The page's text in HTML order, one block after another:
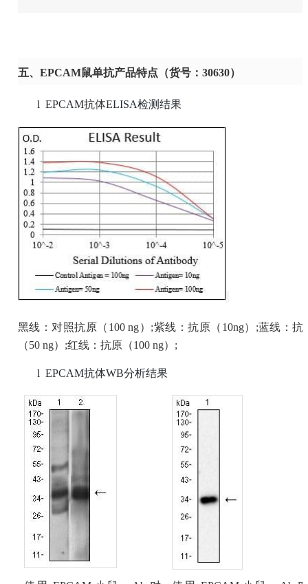
五、EPCAM鼠单抗产品特点（货号：30630）
l EPCAM抗体ELISA检测结果
黑线：对照抗原（ 100 ng）;紫线：抗原（10ng）;蓝线：抗
（50 ng）;红线：抗原（100 ng）;
l EPCAM抗体WB分析结果